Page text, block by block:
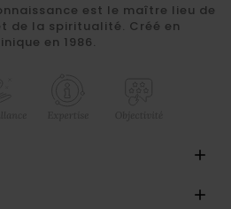
est le maître lieu de
de la spiritualité. Créé en
en 1986.

